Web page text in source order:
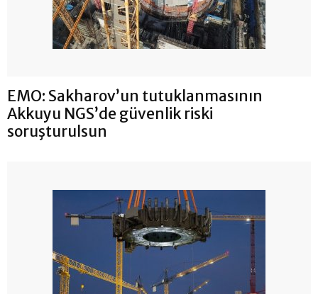
EMO: Sakharov’un tutuklanmasının
Akkuyu NGS’de güvenlik riski
soruşturulsun